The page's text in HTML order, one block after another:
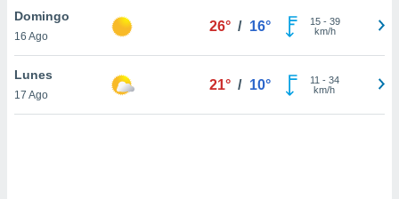
ni para
o
aunque
Domingo
16 Ago
26° / 16° 15- 39
km/h
Lunes
17 Ago
21° / 10° 11 - 34
km/h